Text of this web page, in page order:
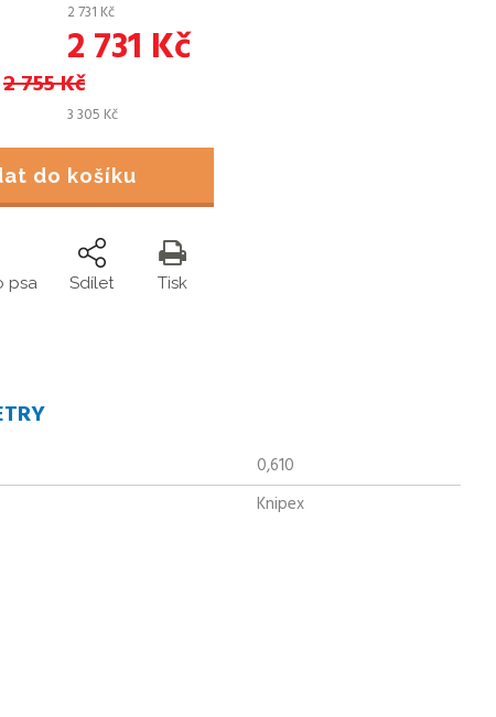
2 731 Kč
2 731 Kč
2 755Kč
3 305 Kč
do košíku
psa Sdílet Tisk
0,610
Knipex